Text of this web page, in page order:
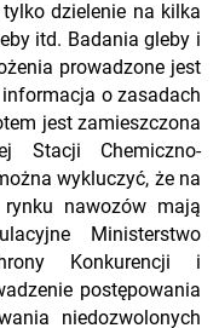
dzielenie na kilka
itd. Badania gleby i
prowadzone jest
o zasadach
jest zamieszczona
Stacji Chemiczno-
wykluczyć, że na
nawozów mają
Ministerstwo
Konkurencji i
postępowania
niedozwolonych